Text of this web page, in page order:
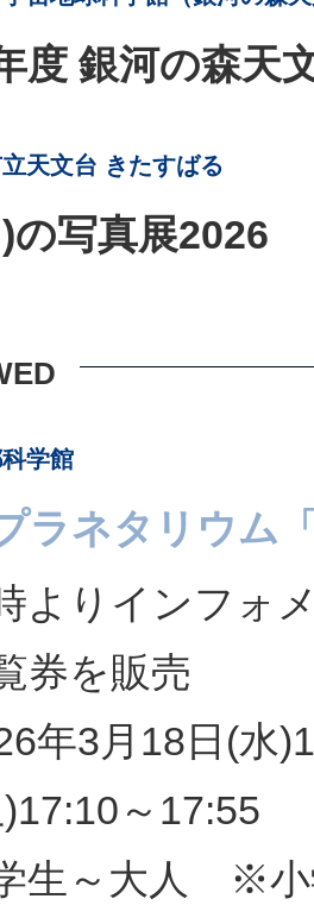
度 銀河の森天
天文台 きたすばる
の写真展2026
学館
ラネタリウム
よりインフォ
券を販売
年3月18日(水
～17:55
生～大人 ※小